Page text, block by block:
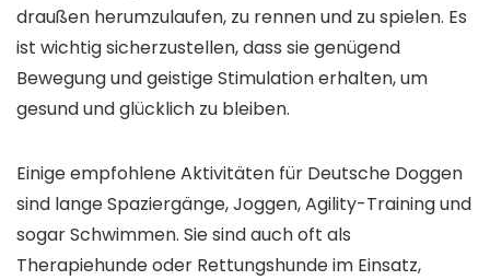
draußen herumzulaufen, zu rennen und zu spielen. Es
ist wichtig sicherzustellen, dass sie genügend
Bewegung und geistige Stimulation erhalten, um
gesund und glücklich zu bleiben.
Einige empfohlene Aktivitäten für Deutsche Doggen
sind lange Spaziergänge, Joggen, Agility-Training und
sogar Schwimmen. Sie sind auch oft als
Therapiehunde oder Rettungshunde im Einsatz,